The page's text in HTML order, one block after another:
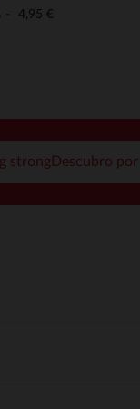
4,95 €
strongDescubro